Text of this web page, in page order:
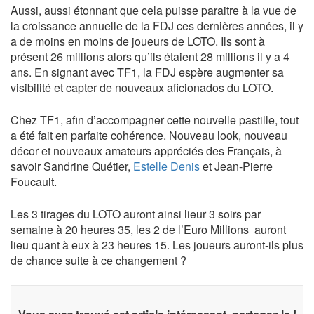
Aussi, aussi étonnant que cela puisse paraitre à la vue de
la croissance annuelle de la FDJ ces dernières années, il y
a de moins en moins de joueurs de LOTO. Ils sont à
présent 26 millions alors qu’ils étaient 28 millions il y a 4
ans. En signant avec TF1, la FDJ espère augmenter sa
visibilité et capter de nouveaux aficionados du LOTO.
Chez TF1, afin d’accompagner cette nouvelle pastille, tout
a été fait en parfaite cohérence. Nouveau look, nouveau
décor et nouveaux amateurs appréciés des Français, à
savoir Sandrine Quétier, Estelle Deniset Jean-Pierre
Foucault.
Les 3 tirages du LOTO auront ainsi lieur 3 soirs par
semaine à 20 heures 35, les 2 de l’Euro Millions auront
lieu quant à eux à 23 heures 15. Les joueurs auront-ils plus
de chance suite à ce changement ?